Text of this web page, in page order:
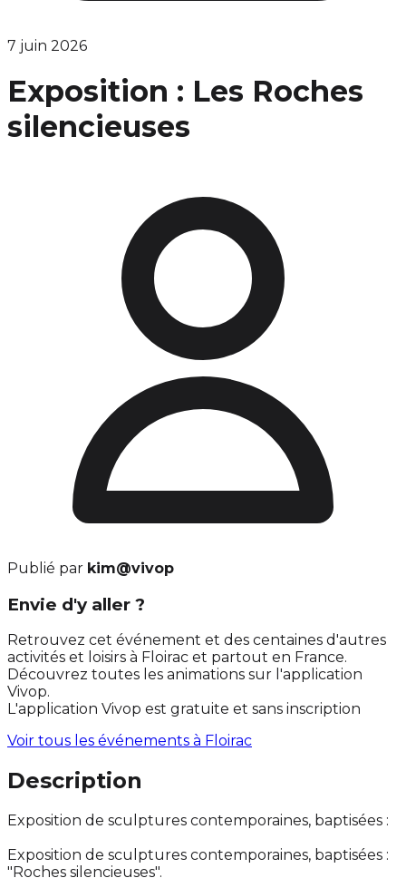
7 juin 2026
Exposition : Les Roches
silencieuses
Publié par kim@vivop
Envie d'y aller ?
Retrouvez cet événement et des centaines d'autres
activités et loisirs à Floirac et partout en France.
Découvrez toutes les animations sur l'application
Vivop.
L'application Vivop est gratuite et sans inscription
Voir tous les événements à Floirac
Description
Exposition de sculptures contemporaines, baptisées :
Exposition de sculptures contemporaines, baptisées :
"Roches silencieuses".